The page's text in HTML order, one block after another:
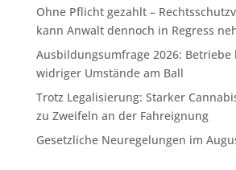
Ohne Pflicht gezahlt –
kann Anwalt dennoch in Regress
Ausbildungsumfrage 2026:
widriger Umstände am Ball
Trotz Legalisierung: Starker
zu Zweifeln an der Fahreignung
Gesetzliche Neuregelungen im